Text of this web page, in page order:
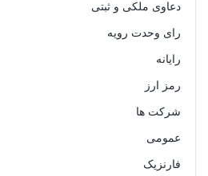
دعاوی ملکی و ثبتی
رای وحدت رویه
رایانه
رمز ارز
شرکت ها
عمومی
فارنزیک